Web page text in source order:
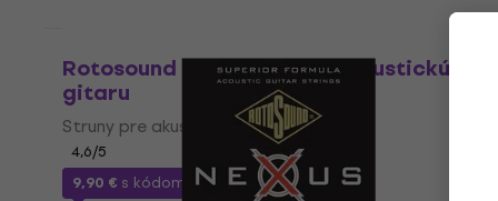
Rotosound SB11 Struny pre akustickú
gitaru
Struny pre akustickú gitaru
4,6/5
9,90 € s kódom MUZMUZ-15